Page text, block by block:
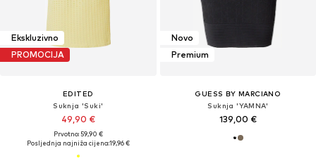
Ekskluzivno
PROMOCIJA
EDITED
Suknja 'Suki'
49,90 €
Prvotno: 59,90 €
Posljednja najniža cijena:19,96 €
Novo
Premium
GUESS BY MARCIANO
Suknja 'YAMNA'
139,00 €